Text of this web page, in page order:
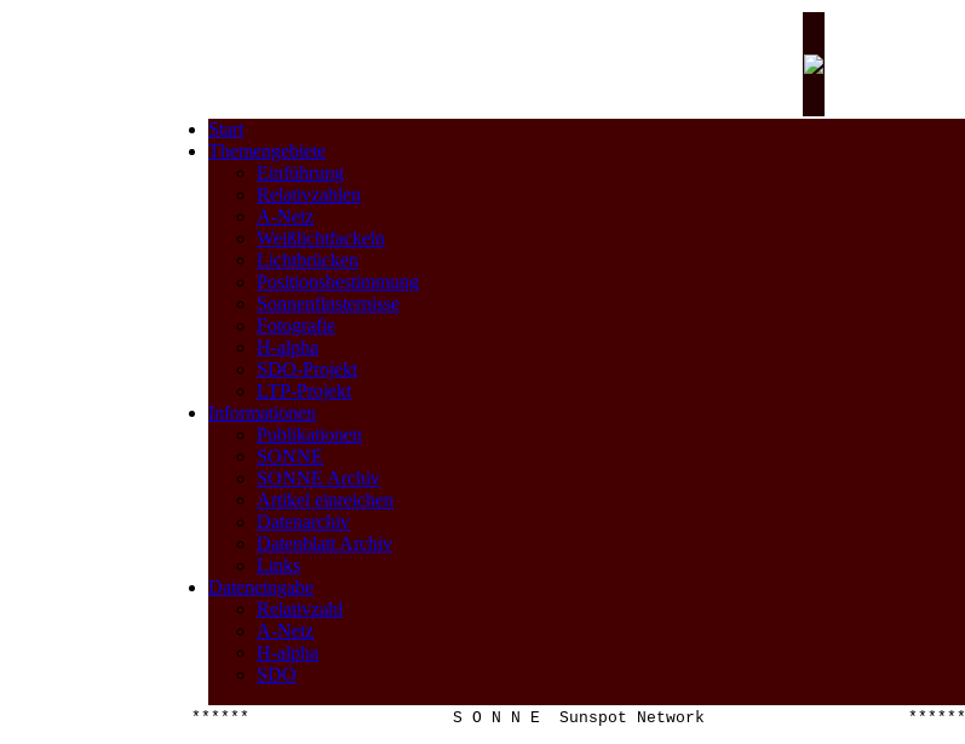
Start
Themengebiete
Einführung
Relativzahlen
A-Netz
Weißlichtfackeln
Lichtbrücken
Positionsbestimmung
Sonnenfinsternisse
Fotografie
H-alpha
SDO-Projekt
LTP-Projekt
Informationen
Publikationen
SONNE
SONNE Archiv
Artikel einreichen
Datenarchiv
Datenblatt Archiv
Links
Dateneingabe
Relativzahl
A-Netz
H-alpha
SDO
****** S O N N E Sunspot Network ******